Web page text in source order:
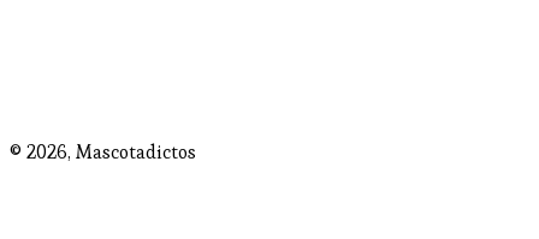
© 2026, Mascotadictos